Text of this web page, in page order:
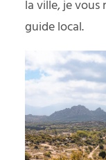
la ville, je
guide local.